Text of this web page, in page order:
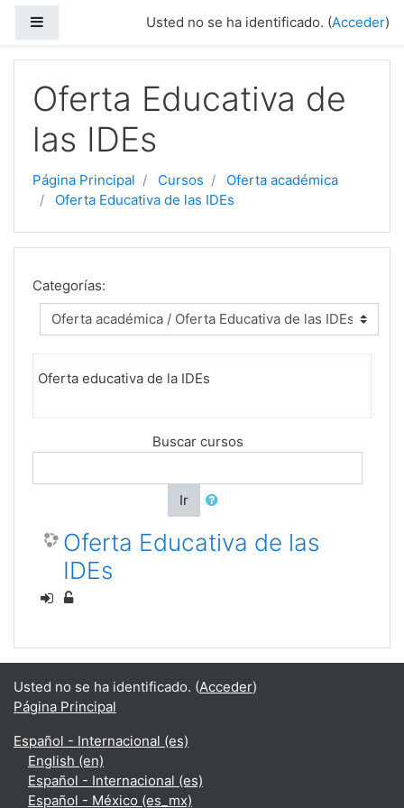
Usted no se ha identificado. (Acceder)
Oferta Educativa de
las IDEs
Página Principal Cursos
Oferta académica
Oferta Educativa de las IDEs
Categorías:
Oferta educativa de la IDEs
Buscar cursos
Ir
Oferta Educativa de las
IDEs
Usted no se ha identificado. (Acceder)
Página Principal
Español - Internacional ‎(es)‎
English ‎(en)‎
Español - Internacional ‎(es)‎
Español - México ‎(es_mx)‎